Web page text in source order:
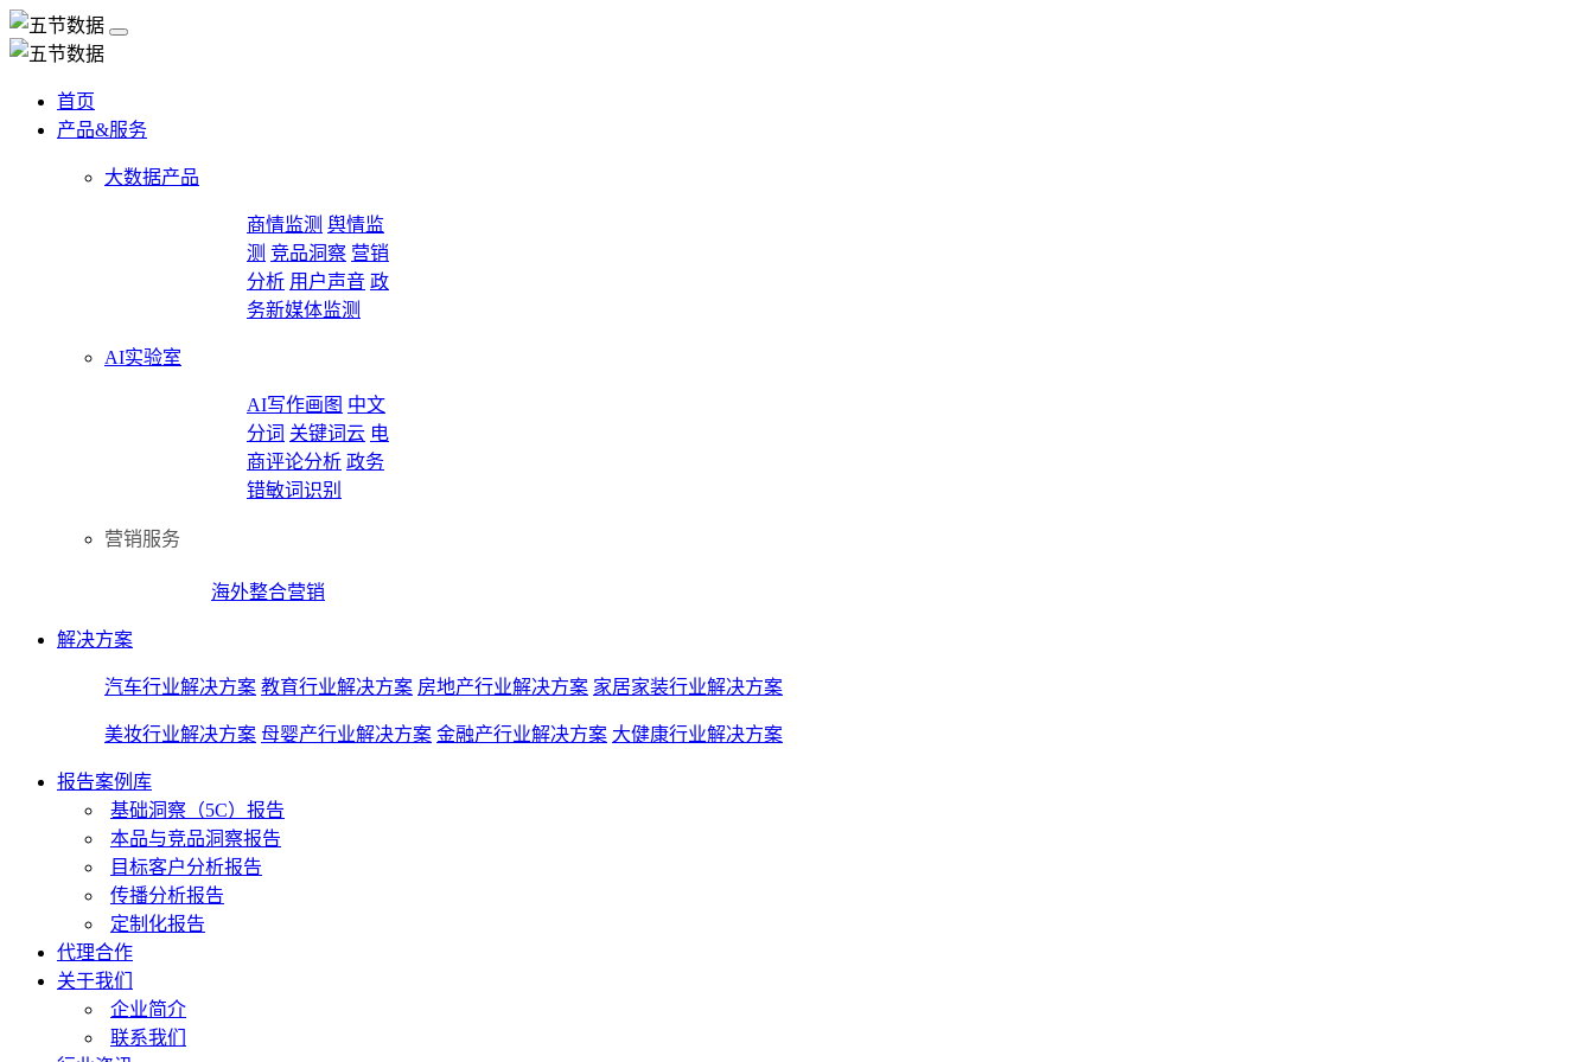
首页
产品&服务
大数据产品
商情监测 舆情监
测 竞品洞察 营销
分析 用户声音 政
务新媒体监测
AI实验室
AI写作画图 中文
分词 关键词云 电
商评论分析 政务
错敏词识别
营销服务
海外整合营销
解决方案
汽车行业解决方案 教育行业解决方案 房地产行业解决方案 家居家装行业解决方案
美妆行业解决方案 母婴产行业解决方案 金融产行业解决方案 大健康行业解决方案
报告案例库
基础洞察（5C）报告
本品与竞品洞察报告
目标客户分析报告
传播分析报告
定制化报告
代理合作
关于我们
企业简介
联系我们